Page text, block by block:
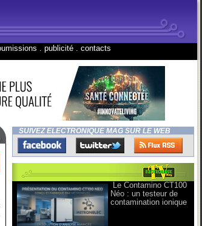
publicité contacts
SUIVEZ ELECTRONIQUE MAG SUR LE WEB
Le Contamino CT100
Néo : un testeur de
contamination ionique